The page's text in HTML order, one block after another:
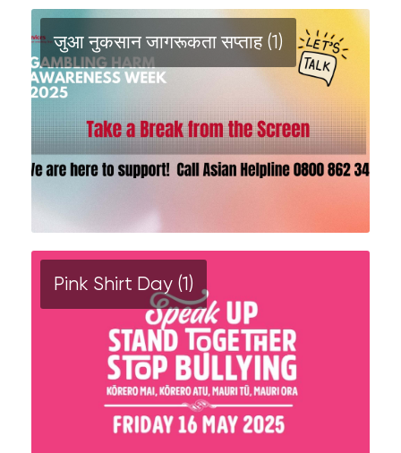
जुआ नुकसान जागरूकता सप्ताह (1)
Pink Shirt Day (1)